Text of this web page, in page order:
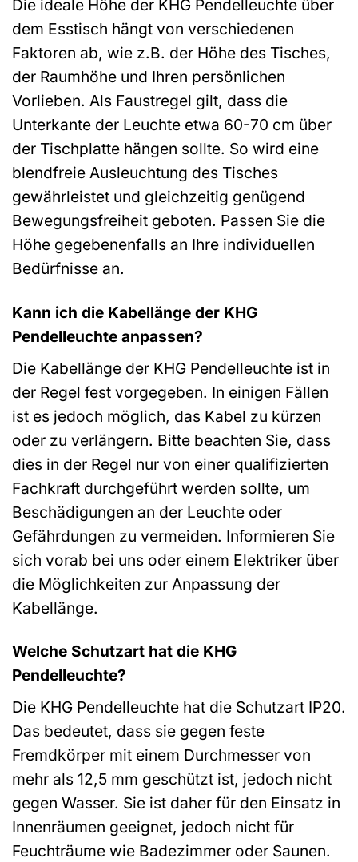
Die ideale Höhe der KHG Pendelleuchte über
dem Esstisch hängt von verschiedenen
Faktoren ab, wie z.B. der Höhe des Tisches,
der Raumhöhe und Ihren persönlichen
Vorlieben. Als Faustregel gilt, dass die
Unterkante der Leuchte etwa 60-70 cm über
der Tischplatte hängen sollte. So wird eine
blendfreie Ausleuchtung des Tisches
gewährleistet und gleichzeitig genügend
Bewegungsfreiheit geboten. Passen Sie die
Höhe gegebenenfalls an Ihre individuellen
Bedürfnisse an.
Kann ich die Kabellänge der KHG
Pendelleuchte anpassen?
Die Kabellänge der KHG Pendelleuchte ist in
der Regel fest vorgegeben. In einigen Fällen
ist es jedoch möglich, das Kabel zu kürzen
oder zu verlängern. Bitte beachten Sie, dass
dies in der Regel nur von einer qualifizierten
Fachkraft durchgeführt werden sollte, um
Beschädigungen an der Leuchte oder
Gefährdungen zu vermeiden. Informieren Sie
sich vorab bei uns oder einem Elektriker über
die Möglichkeiten zur Anpassung der
Kabellänge.
Welche Schutzart hat die KHG
Pendelleuchte?
Die KHG Pendelleuchte hat die Schutzart IP20.
Das bedeutet, dass sie gegen feste
Fremdkörper mit einem Durchmesser von
mehr als 12,5 mm geschützt ist, jedoch nicht
gegen Wasser. Sie ist daher für den Einsatz in
Innenräumen geeignet, jedoch nicht für
Feuchträume wie Badezimmer oder Saunen.